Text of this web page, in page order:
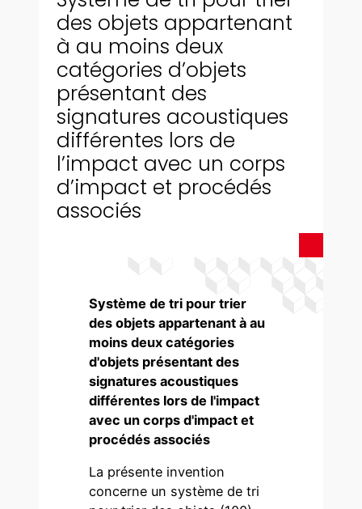
des objets appartenant
à au moins deux
catégories d’objets
présentant des
signatures acoustiques
différentes lors de
l’impact avec un corps
d’impact et procédés
associés
Système de tri pour trier
des objets appartenant à au
moins deux catégories
d'objets présentant des
signatures acoustiques
différentes lors de l'impact
avec un corps d'impact et
procédés associés
La présente invention
concerne un système de tri